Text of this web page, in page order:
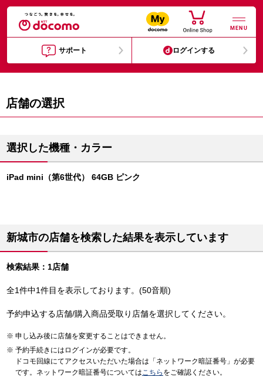
MENU
サポート ログインする
店舗の選択
選択した機種・カラー
iPad mini（第6世代） 64GB ピンク
新城市の店舗を検索した結果を表示しています
検索結果：1店舗
全1件中1件目を表示しております。(50音順)
予約申込する店舗/購入商品受取り店舗を選択してください。
申し込み後に店舗を変更することはできません。
予約手続きにはログインが必要です。
ドコモ回線にてアクセスいただいた場合は「ネットワーク暗証番号」が必要
です。ネットワーク暗証番号についてはこちら をご確認ください。